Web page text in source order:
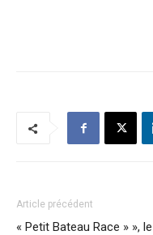
Article précédent
« Petit Bateau Race » »,